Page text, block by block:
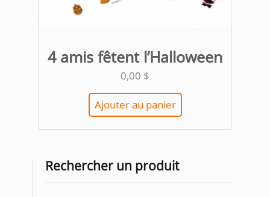
4 amis fêtent l’Halloween
0,00 $
Ajouter au panier
Rechercher un produit